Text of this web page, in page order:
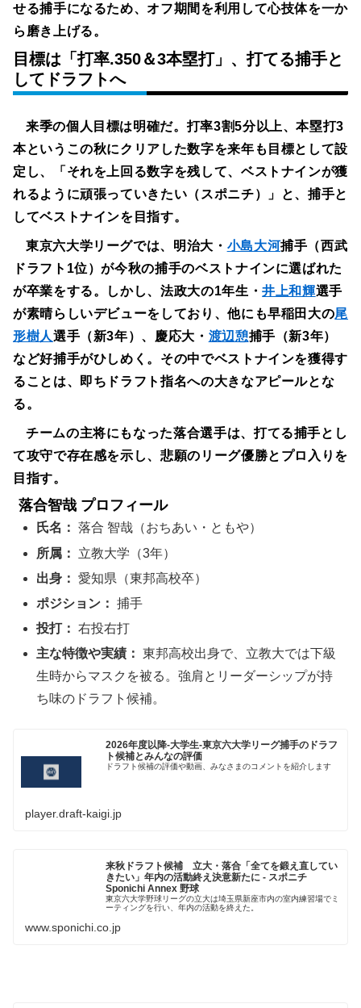
せる捕手になるため、オフ期間を利用して心技体を一か
ら磨き上げる。
目標は「打率.350＆3本塁打」、打てる捕手と
してドラフトへ
来季の個人目標は明確だ。打率3割5分以上、本塁打3
本というこの秋にクリアした数字を来年も目標として設
定し、「それを上回る数字を残して、ベストナインが獲
れるように頑張っていきたい（スポニチ）」と、捕手と
してベストナインを目指す。
東京六大学リーグでは、明治大・ 小島大河捕手（西武
ドラフト1位）が今秋の捕手のベストナインに選ばれた
が卒業をする。しかし、法政大の1年生・井上和輝選手
が素晴らしいデビューをしており、他にも早稲田大の尾
形樹人選手（新3年）、慶応大・ 渡辺憩捕手（新3年）
など好捕手がひしめく。その中でベストナインを獲得す
ることは、即ちドラフト指名への大きなアピールとな
る。
チームの主将にもなった落合選手は、打てる捕手とし
て攻守で存在感を示し、悲願のリーグ優勝とプロ入りを
目指す。
落合智哉 プロフィール
氏名： 落合 智哉（おちあい・ともや）
所属：
立教大学（3年）
出身： 愛知県（東邦高校卒）
ポジション： 捕手
投打： 右投右打
主な特徴や実績： 東邦高校出身で、立教大では下級
生時からマスクを被る。強肩とリーダーシップが持
ち味のドラフト候補。
2026年度以降-大学生-東京六大学リーグ捕手のドラフ
ト候補とみんなの評価
ドラフト候補の評価や動画、みなさまのコメントを紹介します
player.draft-kaigi.jp
来秋ドラフト候補 立大・落合「全てを鍛え直してい
きたい」年内の活動終え決意新たに - スポニチ
Sponichi Annex 野球
東京六大学野球リーグの立大は埼玉県新座市内の室内練習場でミ
ーティングを行い、年内の活動を終えた。
www.sponichi.co.jp